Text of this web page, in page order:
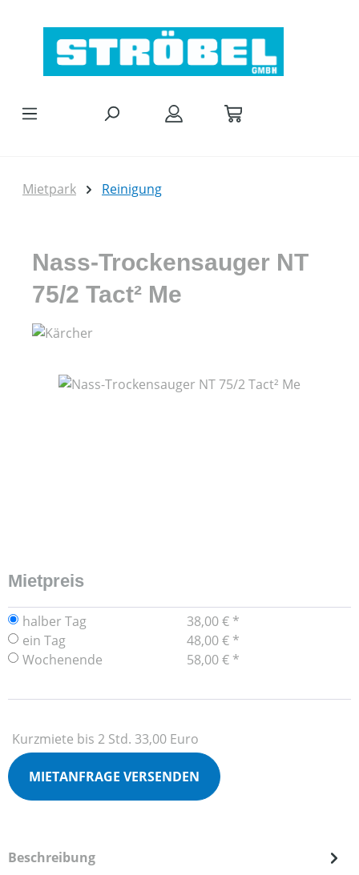
Mietpark Reinigung
Nass-Trockensauger NT
75/2 Tact² Me
Bildergalerie überspringen
Mietpreis
halber Tag
38,00 € *
ein Tag
48,00 € *
Wochenende
58,00 € *
Kurzmiete bis 2 Std. 33,00 Euro
MIETANFRAGE VERSENDEN
Beschreibung